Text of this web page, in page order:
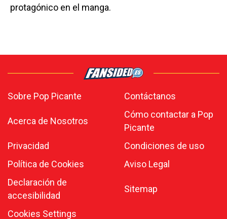
protagónico en el manga.
Sobre Pop Picante Contáctanos
Acerca de Nosotros
Cómo contactar a Pop
Picante
Privacidad
Condiciones de uso
Política de Cookies
Aviso Legal
Declaración de
accesibilidad
Sitemap
Cookies Settings